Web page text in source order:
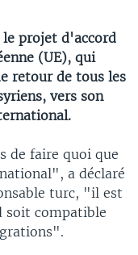
le projet d'accord
(UE), qui
retour de tous les
vers son
de faire quoi que
a déclaré
turc, "il est
soit compatible